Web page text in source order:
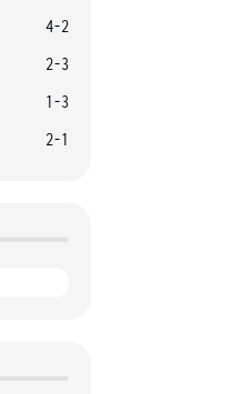
4-2
2-3
1-3
2-1